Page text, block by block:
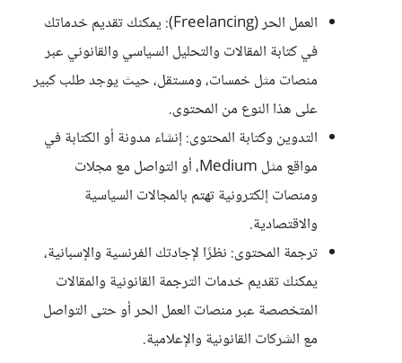
العمل الحر (Freelancing): يمكنك تقديم خدماتك
في كتابة المقالات والتحليل السياسي والقانوني عبر
منصات مثل خمسات، ومستقل، حيث يوجد طلب كبير
على هذا النوع من المحتوى.
التدوين وكتابة المحتوى: إنشاء مدونة أو الكتابة في
مواقع مثل Medium، أو التواصل مع مجلات
ومنصات إلكترونية تهتم بالمجالات السياسية
والاقتصادية.
ترجمة المحتوى: نظرًا لإجادتك الفرنسية والإسبانية،
يمكنك تقديم خدمات الترجمة القانونية والمقالات
المتخصصة عبر منصات العمل الحر أو حتى التواصل
مع الشركات القانونية والإعلامية.